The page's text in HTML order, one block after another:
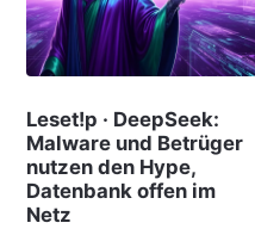
Leset!p · DeepSeek:
Malware und Betrüger
nutzen den Hype,
Datenbank offen im
Netz